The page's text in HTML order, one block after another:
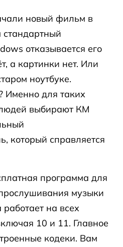
новый фильм в
стандартный
отказывается его
а картинки нет. Или
ноутбуке.
Именно для таких
выбирают КМ
который справляется
программа для
музыки
на всех
10 и 11. Главное
кодеки. Вам